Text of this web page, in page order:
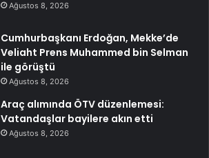
Ağustos 8, 2026
Cumhurbaşkanı Erdoğan, Mekke’de
Veliaht Prens Muhammed bin Selman
ile görüştü
Ağustos 8, 2026
Araç alımında ÖTV düzenlemesi:
Vatandaşlar bayilere akın etti
Ağustos 8, 2026